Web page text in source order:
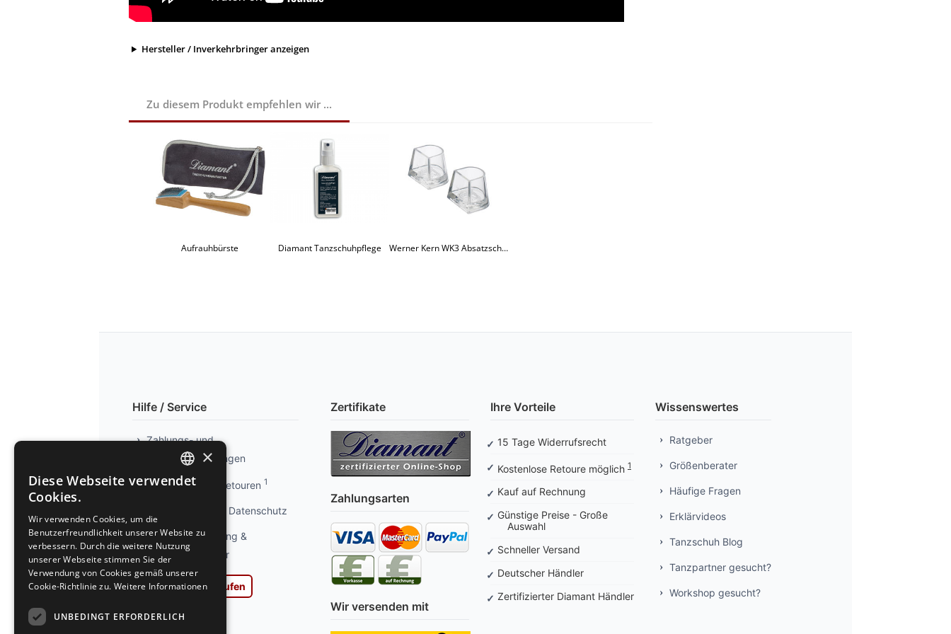
Hersteller / Inverkehrbringer anzeigen
Zu diesem Produkt empfehlen wir ...
Aufrauhbürste Diamant Tanzschuhpflege Werner Kern WK3 Absatzschoner für 60/65/80 mm Absätze
Hilfe / Service
Zahlungs- und
Versandbedingungen
Info kostenlose Retouren 1
Privatsphäre und Datenschutz
Widerrufsbelehrung &
Widerrufsformular
Vertrag widerrufen
AGB
Zertifikate
Zahlungsarten
Wir versenden mit
Ihre Vorteile
15 Tage Widerrufsrecht
Kostenlose Retoure möglich 1
Kauf auf Rechnung
Günstige Preise - Große
Auswahl
Schneller Versand
Deutscher Händler
Zertifizierter Diamant Händler
Wissenswertes
Ratgeber
Größenberater
Häufige Fragen
Erklärvideos
Tanzschuh Blog
Tanzpartner gesucht?
Workshop gesucht?
GERMAN
×
Diese Webseite verwendet
Cookies.
Wir verwenden Cookies, um die
Benutzerfreundlichkeit unserer Website zu
verbessern. Durch die weitere Nutzung
unserer Webseite stimmen Sie der
Verwendung von Cookies gemäß unserer
Cookie-Richtlinie zu. Weitere Informationen
UNBEDINGT ERFORDERLICH